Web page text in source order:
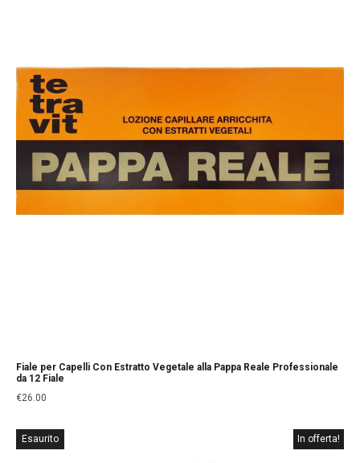
Fiale per Capelli Con Estratto Vegetale alla Pappa Reale Professionale
da 12 Fiale
€26.00
In offerta!
Esaurito